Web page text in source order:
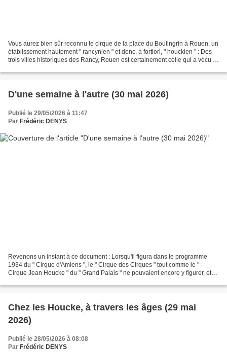
Vous aurez bien sûr reconnu le cirque de la place du Boulingrin à Rouen, un
établissement hautement " rancynien " et donc, à fortiori, " houckien " : Des
trois villes historiques des Rancy, Rouen est certainement celle qui a vécu la
D'une semaine à l'autre (30 mai 2026)
Publié le 29/05/2026 à 11:47
Par Frédéric DENYS
Revenons un instant à ce document : Lorsqu'il figura dans le programme
1934 du " Cirque d'Amiens ", le " Cirque des Cirques " tout comme le "
Cirque Jean Houcke " du " Grand Palais " ne pouvaient encore y figurer, et
Chez les Houcke, à travers les âges (29 mai
2026)
Publié le 28/05/2026 à 08:08
Par Frédéric DENYS